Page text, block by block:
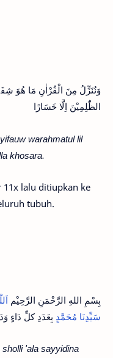
وَنُنَزِّلُ مِنَ الْقُرْاٰنِ مَا هُوَ
الظّٰلِمِيْنَ اِلَّا خَسَارًا
warahmatul lil
khosara.
11x lalu ditiupkan ke
tubuh.
بِسْمِ اللهِ الرَّحْمَنِ الرَّحِيْم
سَيِّدِنَا مُحَمَّدٍ بِعَدَدِ كلِّ دَاءٍ
'ala sayyidina